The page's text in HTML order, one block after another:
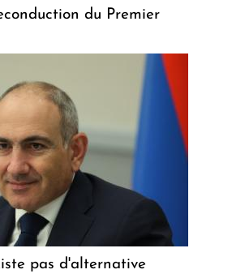
du Premier
pas d'alternative